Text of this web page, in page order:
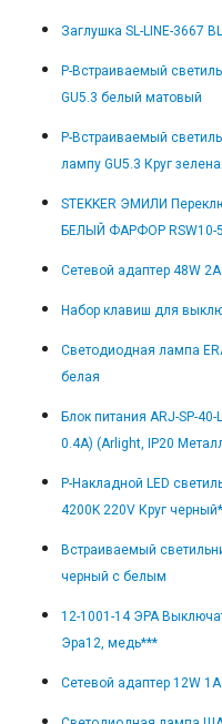
Заглушка SL-LINE-3667
Р-Встраиваемый
GU5.3 белый матовый
Р-Встраиваемый
лампу GU5.3 Круг
STEKKER ЭМИЛИ
БЕЛЫЙ ФАРФОР RSW10-
Сетевой адаптер 48W
Набор клавиш для
Светодиодная лампа
белая
Блок питания ARJ-SP-40-
0.4A) (Arlight, IP20
Р-Накладной LED
4200K 220V Круг
Встраиваемый
черный с белым
12-1001-14 ЭРА
Эра12, медь***
Сетевой адаптер 12W